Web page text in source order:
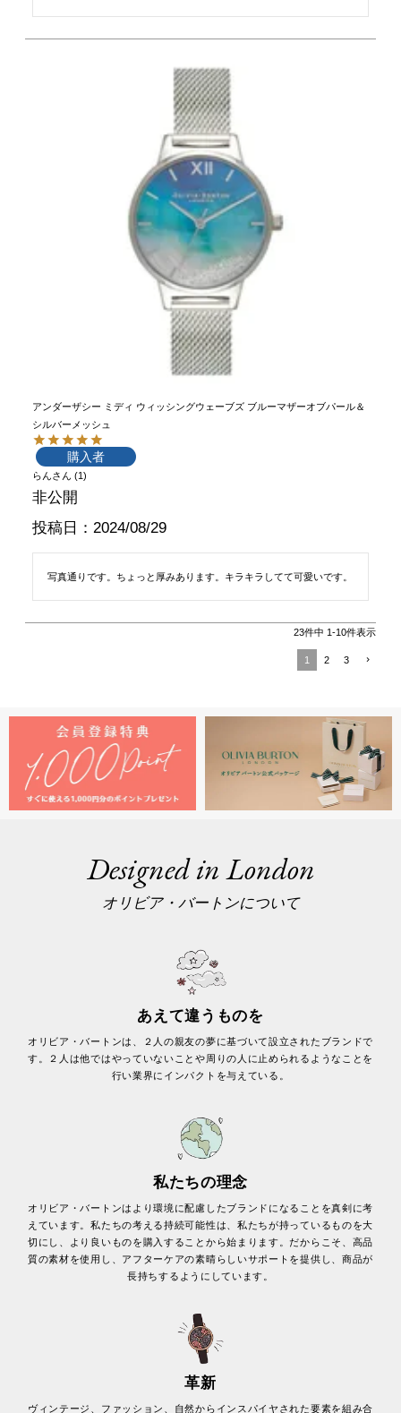
アンダーザシー ミディ ウィッシングウェーブズ ブルーマザーオブパール＆
シルバーメッシュ
購入者
らん 1
非公開
投稿日
2024/08/29
写真通りです。ちょっと厚みあります。キラキラしてて可愛いです。
23件中 1-10件表示
1 2 3
Designed in London
オリビア・バートンについて
あえて違うものを
オリビア・バートンは、２人の親友の夢に基づいて設立されたブランドで
す。２人は他ではやっていないことや周りの人に止められるようなことを
行い業界にインパクトを与えている。
私たちの理念
オリビア・バートンはより環境に配慮したブランドになることを真剣に考
えています。私たちの考える持続可能性は、私たちが持っているものを大
切にし、より良いものを購入することから始まります。だからこそ、高品
質の素材を使用し、アフターケアの素晴らしいサポートを提供し、商品が
長持ちするようにしています。
革新
ヴィンテージ、ファッション、自然からインスパイヤされた要素を組み合